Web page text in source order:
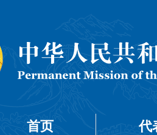
首页 代